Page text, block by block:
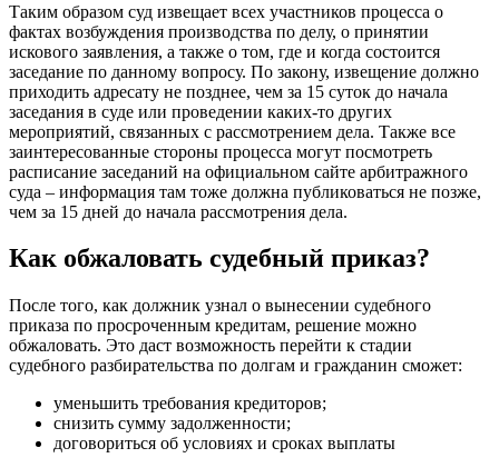
Таким образом суд извещает всех участников процесса о
фактах возбуждения производства по делу, о принятии
искового заявления, а также о том, где и когда состоится
заседание по данному вопросу. По закону, извещение должно
приходить адресату не позднее, чем за 15 суток до начала
заседания в суде или проведении каких-то других
мероприятий, связанных с рассмотрением дела. Также все
заинтересованные стороны процесса могут посмотреть
расписание заседаний на официальном сайте арбитражного
суда – информация там тоже должна публиковаться не позже,
чем за 15 дней до начала рассмотрения дела.
Как обжаловать судебный приказ?
После того, как должник узнал о вынесении судебного
приказа по просроченным кредитам, решение можно
обжаловать. Это даст возможность перейти к стадии
судебного разбирательства по долгам и гражданин сможет:
уменьшить требования кредиторов;
снизить сумму задолженности;
договориться об условиях и сроках выплаты